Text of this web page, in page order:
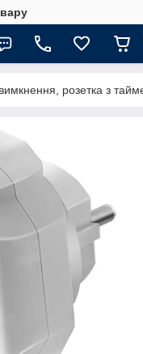
розетка з